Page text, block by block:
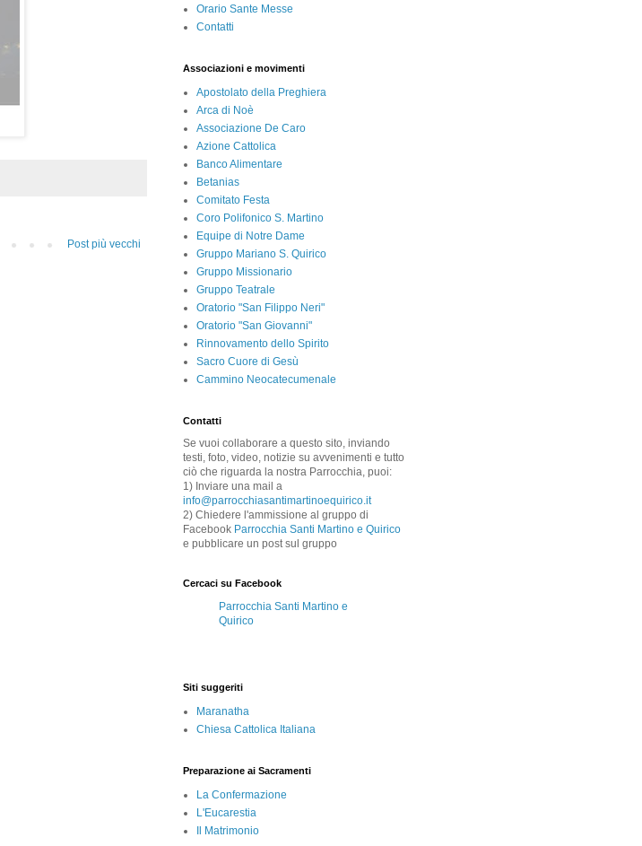
Post più vecchi
Orario Sante Messe
Contatti
Associazioni e movimenti
Apostolato della Preghiera
Arca di Noè
Associazione De Caro
Azione Cattolica
Banco Alimentare
Betanias
Comitato Festa
Coro Polifonico S. Martino
Equipe di Notre Dame
Gruppo Mariano S. Quirico
Gruppo Missionario
Gruppo Teatrale
Oratorio "San Filippo Neri"
Oratorio "San Giovanni"
Rinnovamento dello Spirito
Sacro Cuore di Gesù
Cammino Neocatecumenale
Contatti
Se vuoi collaborare a questo sito, inviando
testi, foto, video, notizie su avvenimenti e tutto
ciò che riguarda la nostra Parrocchia, puoi:
1) Inviare una mail a
info@parrocchiasantimartinoequirico.it
2) Chiedere l'ammissione al gruppo di
Facebook Parrocchia Santi Martino e Quirico
e pubblicare un post sul gruppo
Cercaci su Facebook
Parrocchia Santi Martino e
Quirico
Siti suggeriti
Maranatha
Chiesa Cattolica Italiana
Preparazione ai Sacramenti
La Confermazione
L'Eucarestia
Il Matrimonio